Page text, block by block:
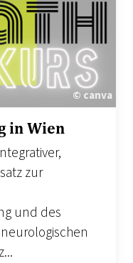
© canva
in Wien
zur
und des